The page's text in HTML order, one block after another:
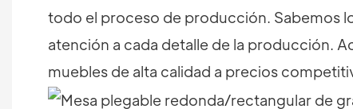
todo el proceso de producción. Sabemos
atención a cada detalle de la producción.
muebles de alta calidad a precios